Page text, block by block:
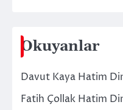
Okuyanlar
Davut Kaya Hatim
Fatih Çollak Hatim